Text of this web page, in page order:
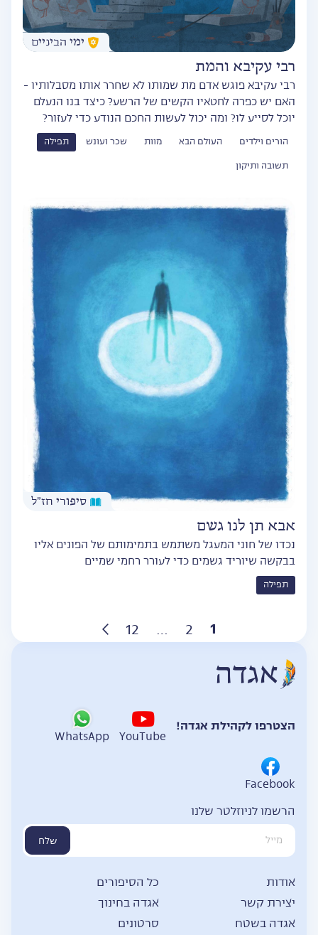
ימי הביניים
רבי עקיבא והמת
רבי עקיבא פוגש אדם מת שמותו לא שחרר אותו מסבלותיו -
האם יש כפרה לחטאיו הקשים של הרשע? כיצד בנו הנעלם
יוכל לסייע לו? ומה יכול לעשות החכם הנודע כדי לעזור?
הורים וילדים העולם הבא מוות שכר ועונש תפילה
תשובה ותיקון
סיפורי חז״ל
אבא תן לנו גשם
נכדו של חוני המעגל משתמש בתמימותם של הפונים אליו
בבקשה שיוריד גשמים כדי לעורר רחמי שמיים
תפילה
pagination
1
2
…
12
הצטרפו לקהילת אגדה!
YouTube
WhatsApp
Facebook
הרשמו לניוזלטר שלנו
שלח
אודות
כל הסיפורים
יצירת קשר
אגדה בחינוך
אגדה בשטח
סרטונים